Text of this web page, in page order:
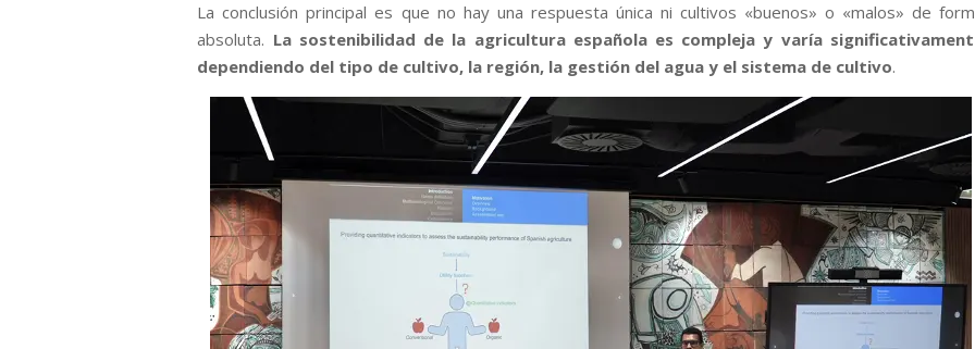
La conclusión principal es que no hay una respuesta única ni cultivos «buenos» o «malos» de
absoluta. La sostenibilidad de la agricultura española es compleja y varía
dependiendo del tipo de cultivo, la región, la gestión del agua y el sistema de cultivo.